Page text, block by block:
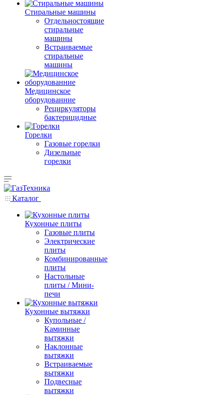
Стиральные машины
Отдельностоящие
стиральные
машины
Встраиваемые
стиральные
машины
Медицинское
оборудованние
Рециркуляторы
бактерицидные
Горелки
Газовые горелки
Дизельные
горелки
Каталог
Кухонные плиты
Газовые плиты
Электрические
плиты
Комбинированные
плиты
Настольные
плиты / Мини-
печи
Кухонные вытяжки
Купольные /
Каминные
вытяжки
Наклонные
вытяжки
Встраиваемые
вытяжки
Подвесные
вытяжки